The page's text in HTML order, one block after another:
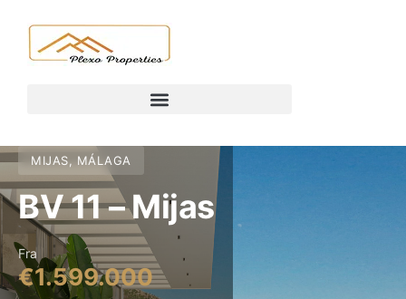
MIJAS, MÁLAGA
BV 11 – Mijas
Fra
€1.599.000